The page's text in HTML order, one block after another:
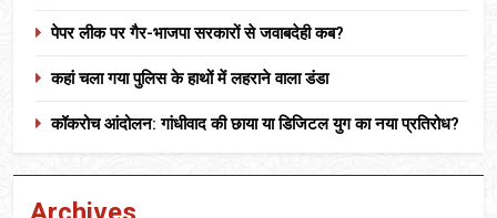
पेपर लीक पर गैर-भाजपा सरकारों से जवाबदेही कब?
कहां चला गया पुलिस के हाथों में लहराने वाला डंडा
कॉकरोच आंदोलन: गांधीवाद की छाया या डिजिटल युग का नया प्रतिरोध?